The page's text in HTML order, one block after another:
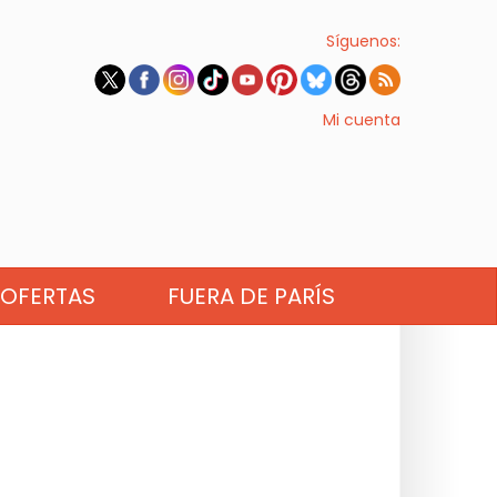
Síguenos:
Mi cuenta
OFERTAS FUERA DE PARÍS